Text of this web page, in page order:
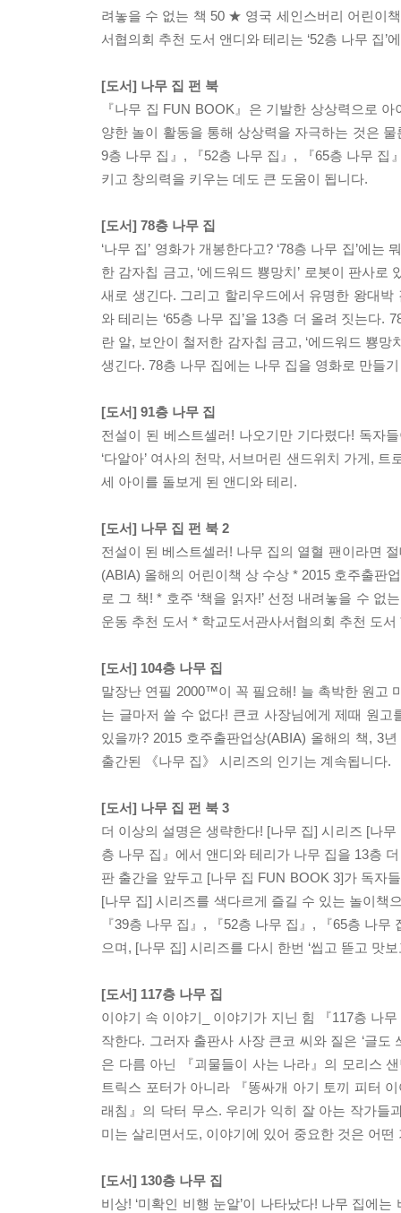
려놓을 수 없는 책 50 ★ 영국 세인스버리 어린이
서협의회 추천 도서 앤디와 테리는 ‘52층 나무 집’
[도서] 나무 집 펀 북
『나무 집 FUN BOOK』은 기발한 상상력으로
양한 놀이 활동을 통해 상상력을 자극하는 것은
9층 나무 집』, 『52층 나무 집』, 『65층 나무 집
키고 창의력을 키우는 데도 큰 도움이 됩니다.
[도서] 78층 나무 집
‘나무 집’ 영화가 개봉한다고? ‘78층 나무 집’에
한 감자칩 금고, ‘에드워드 뿅망치’ 로봇이 판사
새로 생긴다. 그리고 할리우드에서 유명한 왕대
와 테리는 ‘65층 나무 집’을 13층 더 올려 짓는다
란 알, 보안이 철저한 감자칩 금고, ‘에드워드 뿅
생긴다. 78층 나무 집에는 나무 집을 영화로 만들
[도서] 91층 나무 집
전설이 된 베스트셀러! 나오기만 기다렸다! 독자
‘다알아’ 여사의 천막, 서브머린 샌드위치 가게,
세 아이를 돌보게 된 앤디와 테리.
[도서] 나무 집 펀 북 2
전설이 된 베스트셀러! 나무 집의 열혈 팬이라면
(ABIA) 올해의 어린이책 상 수상 * 2015 호주출판
로 그 책! * 호주 ‘책을 읽자!’ 선정 내려놓을 수
운동 추천 도서 * 학교도서관사서협의회 추천 도
[도서] 104층 나무 집
말장난 연필 2000™이 꼭 필요해! 늘 촉박한 원고
는 글마저 쓸 수 없다! 큰코 사장님에게 제때 원
있을까? 2015 호주출판업상(ABIA) 올해의 책, 3
출간된 《나무 집》 시리즈의 인기는 계속됩니다.
[도서] 나무 집 펀 북 3
더 이상의 설명은 생략한다! [나무 집] 시리즈 [나
층 나무 집』에서 앤디와 테리가 나무 집을 13층
판 출간을 앞두고 [나무 집 FUN BOOK 3]가 독자
[나무 집] 시리즈를 색다르게 즐길 수 있는 놀이책
『39층 나무 집』, 『52층 나무 집』, 『65층 나
으며, [나무 집] 시리즈를 다시 한번 ‘씹고 뜯고 맛
[도서] 117층 나무 집
이야기 속 이야기_ 이야기가 지닌 힘 『117층 나
작한다. 그러자 출판사 사장 큰코 씨와 질은 ‘글
은 다름 아닌 『괴물들이 사는 나라』의 모리스
트릭스 포터가 아니라 『똥싸개 아기 토끼 피터
래침』의 닥터 무스. 우리가 익히 잘 아는 작가들
미는 살리면서도, 이야기에 있어 중요한 것은 어
[도서] 130층 나무 집
비상! ‘미확인 비행 눈알’이 나타났다! 나무 집에